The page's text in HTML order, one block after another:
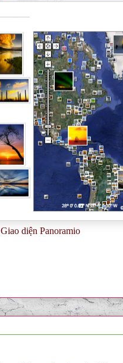
Giao diện Panoramio